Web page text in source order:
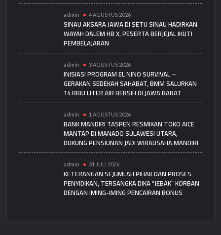
admin 4 AGUSTUS 2026
SINAU AKSARA JAWA DI SETU SINAU HADIRKAN
WAYAH DALEM HB X, PESERTA BERJEJAL IKUTI
PEMBELAJARAN
admin 3 AGUSTUS 2026
INISIASI PROGRAM EL NINO SURVIVAL –
GERAKAN SEDEKAH SAHABAT, BMM SALURKAN
14 RIBU LITER AIR BERSIH DI JAWA BARAT
admin 1 AGUSTUS 2026
BANK MANDIRI TASPEN RESMIKAN TOKO AICE
MANTAP DI MANADO SULAWESI UTARA,
DUKUNG PENSIUNAN JADI WIRAUSAHA MANDIRI
admin 31 JULI 2026
KETERANGAN SEJUMLAH PIHAK DAN PROSES
PENYIDIKAN, TERSANGKA DIKA “JEBAK” KORBAN
DENGAN IMING-IMING PENCAIRAN BONUS